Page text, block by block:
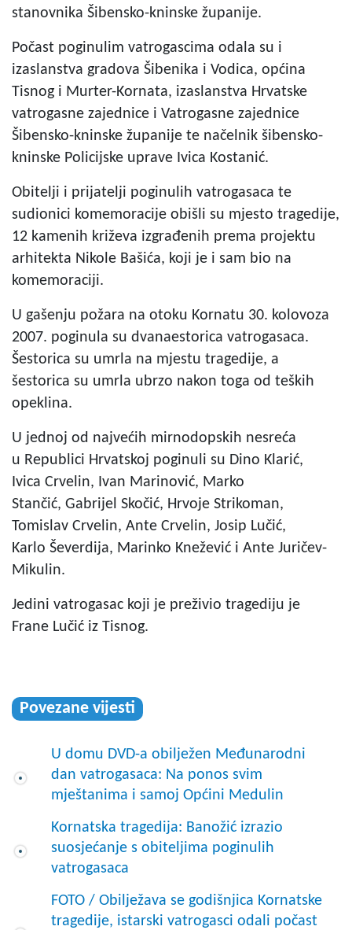
stanovnika Šibensko-kninske županije.
Počast poginulim vatrogascima odala su i
izaslanstva gradova Šibenika i Vodica, općina
Tisnog i Murter-Kornata, izaslanstva Hrvatske
vatrogasne zajednice i Vatrogasne zajednice
Šibensko-kninske županije te načelnik šibensko-
kninske Policijske uprave Ivica Kostanić.
Obitelji i prijatelji poginulih vatrogasaca te
sudionici komemoracije obišli su mjesto tragedije,
12 kamenih križeva izgrađenih prema projektu
arhitekta Nikole Bašića, koji je i sam bio na
komemoraciji.
U gašenju požara na otoku Kornatu 30. kolovoza
2007. poginula su dvanaestorica vatrogasaca.
Šestorica su umrla na mjestu tragedije, a
šestorica su umrla ubrzo nakon toga od teških
opeklina.
U jednoj od najvećih mirnodopskih nesreća
u Republici Hrvatskoj poginuli su Dino Klarić,
Ivica Crvelin, Ivan Marinović, Marko
Stančić, Gabrijel Skočić, Hrvoje Strikoman,
Tomislav Crvelin, Ante Crvelin, Josip Lučić,
Karlo Ševerdija, Marinko Knežević i Ante Juričev-
Mikulin.
Jedini vatrogasac koji je preživio tragediju je
Frane Lučić iz Tisnog.
Povezane vijesti
U domu DVD-a obilježen Međunarodni
dan vatrogasaca: Na ponos svim
mještanima i samoj Općini Medulin
Kornatska tragedija: Banožić izrazio
suosjećanje s obiteljima poginulih
vatrogasaca
FOTO / Obilježava se godišnjica Kornatske
tragedije, istarski vatrogasci odali počast